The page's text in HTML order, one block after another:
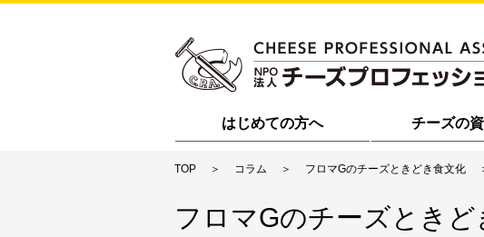
はじめての方へ チーズの
TOP コラム フロマGのチーズときどき食文化
フロマGのチーズときど